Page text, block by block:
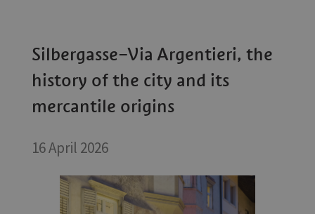
Silbergasse–Via Argentieri, the
history of the city and its
mercantile origins
16 April 2026